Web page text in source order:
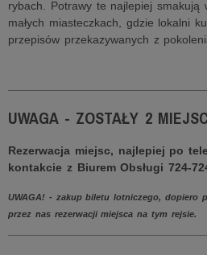
rybach. Potrawy te najlepiej smakują
małych miasteczkach, gdzie lokalni
przepisów przekazywanych z
UWAGA - ZOSTAŁY 2
Rezerwacja miejsc, najlepiej po
kontakcie z Biurem Obsługi 724-
UWAGA! - zakup biletu lotniczego, dopiero
przez nas rezerwacji miejsca na tym rejsie.